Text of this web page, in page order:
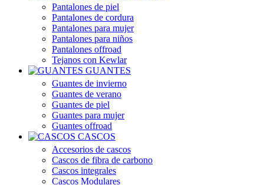
Pantalones de piel
Pantalones de cordura
Pantalones para mujer
Pantalones para niños
Pantalones offroad
Tejanos con Kewlar
GUANTES
Guantes de invierno
Guantes de verano
Guantes de piel
Guantes para mujer
Guantes offroad
CASCOS
Accesorios de cascos
Cascos de fibra de carbono
Cascos integrales
Cascos Modulares